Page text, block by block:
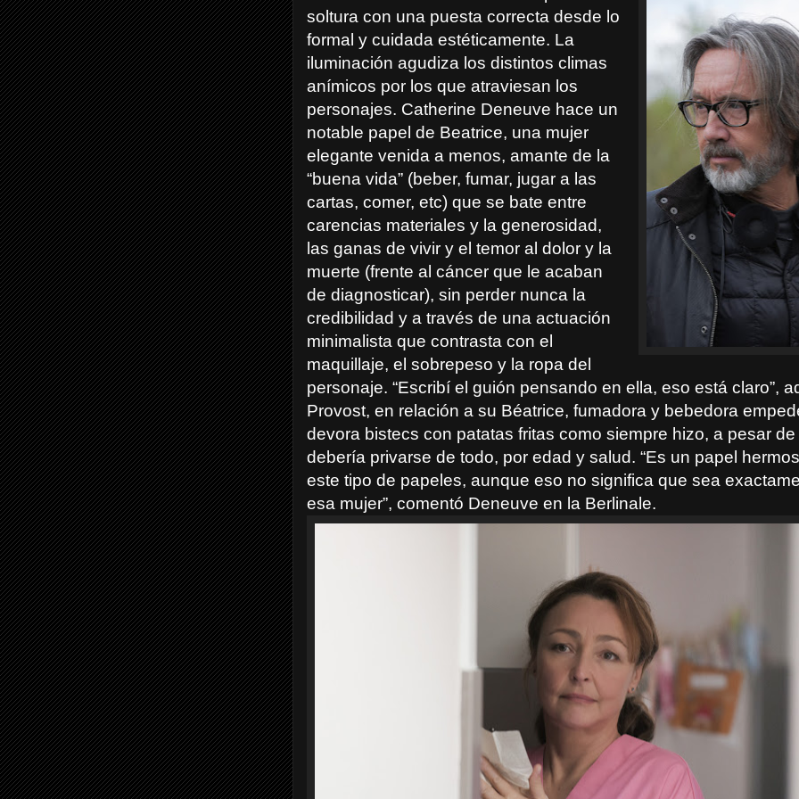
soltura con una puesta correcta desde lo
formal y cuidada estéticamente. La
iluminación agudiza los distintos climas
anímicos por los que atraviesan los
personajes. Catherine Deneuve hace un
notable papel de Beatrice, una mujer
elegante venida a menos, amante de la
“buena vida” (beber, fumar, jugar a las
cartas, comer, etc) que se bate entre
carencias materiales y la generosidad,
las ganas de vivir y el temor al dolor y la
muerte (frente al cáncer que le acaban
de diagnosticar), sin perder nunca la
credibilidad y a través de una actuación
minimalista que contrasta con el
maquillaje, el sobrepeso y la ropa del
personaje. “Escribí el guión pensando en ella, eso está claro”,
Provost, en relación a su Béatrice, fumadora y bebedora
devora bistecs con patatas fritas como siempre hizo, a pesar de
debería privarse de todo, por edad y salud. “Es un papel
este tipo de papeles, aunque eso no significa que sea
esa mujer”, comentó Deneuve en la Berlinale.